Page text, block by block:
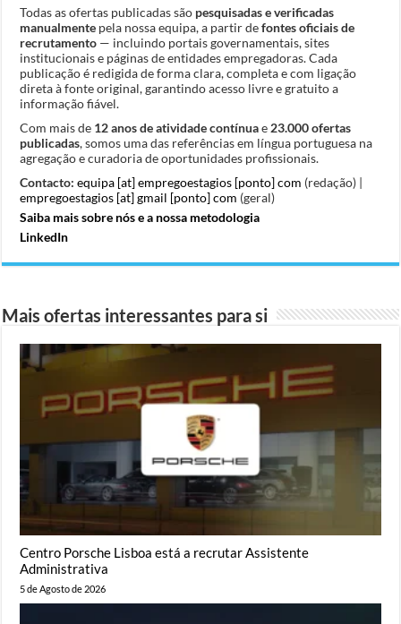
Todas as ofertas publicadas são pesquisadas e verificadas
manualmente pela nossa equipa, a partir defontes oficiais de
recrutamento — incluindo portais governamentais, sites
institucionais e páginas de entidades empregadoras. Cada
publicação é redigida de forma clara, completa e com ligação
direta à fonte original, garantindo acesso livre e gratuito a
informação fiável.
Com mais de 12 anos de atividade contínuae 23.000 ofertas
publicadas, somos uma das referências em língua portuguesa na
agregação e curadoria de oportunidades profissionais.
Contacto: equipa [at] empregoestagios [ponto] com (redação) |
empregoestagios [at] gmail [ponto] com (geral)
Saiba mais sobre nós e a nossa metodologia
LinkedIn
Mais ofertas interessantes para si
Centro Porsche Lisboa está a recrutar Assistente
Administrativa
5 de Agosto de 2026